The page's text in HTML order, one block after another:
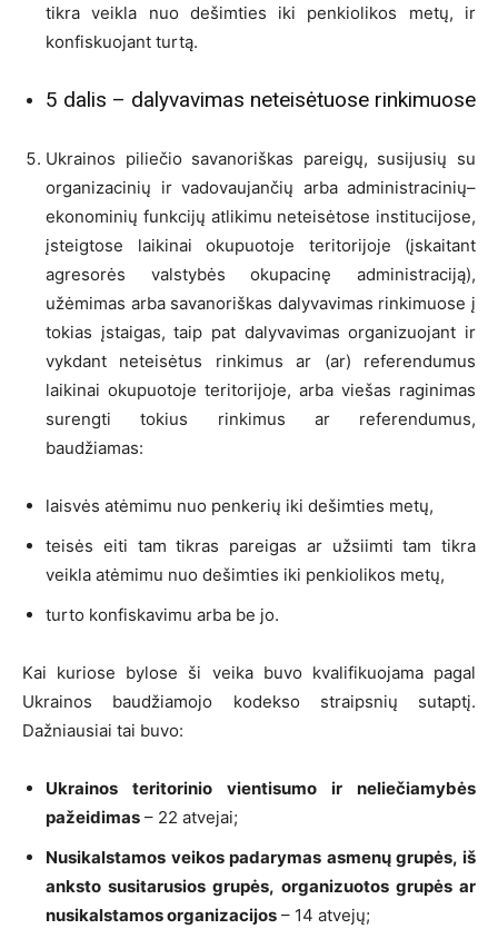
tikra veikla nuo dešimties iki penkiolikos metų, ir
konfiskuojant turtą.
5 dalis – dalyvavimas neteisėtuose rinkimuose
Ukrainos piliečio savanoriškas pareigų, susijusių su
organizacinių ir vadovaujančių arba administracinių–
ekonominių funkcijų atlikimu neteisėtose institucijose,
įsteigtose laikinai okupuotoje teritorijoje (įskaitant
agresorės valstybės okupacinę administraciją),
užėmimas arba savanoriškas dalyvavimas rinkimuose į
tokias įstaigas, taip pat dalyvavimas organizuojant ir
vykdant neteisėtus rinkimus ar (ar) referendumus
laikinai okupuotoje teritorijoje, arba viešas raginimas
surengti tokius rinkimus ar referendumus,
baudžiamas:
laisvės atėmimu nuo penkerių iki dešimties metų,
teisės eiti tam tikras pareigas ar užsiimti tam tikra
veikla atėmimu nuo dešimties iki penkiolikos metų,
turto konfiskavimu arba be jo.
Kai kuriose bylose ši veika buvo kvalifikuojama pagal
Ukrainos baudžiamojo kodekso straipsnių sutaptį.
Dažniausiai tai buvo:
Ukrainos teritorinio vientisumo ir neliečiamybės
pažeidimas – 22 atvejai;
Nusikalstamos veikos padarymas asmenų grupės, iš
anksto susitarusios grupės, organizuotos grupės ar
nusikalstamos organizacijos – 14 atvejų;